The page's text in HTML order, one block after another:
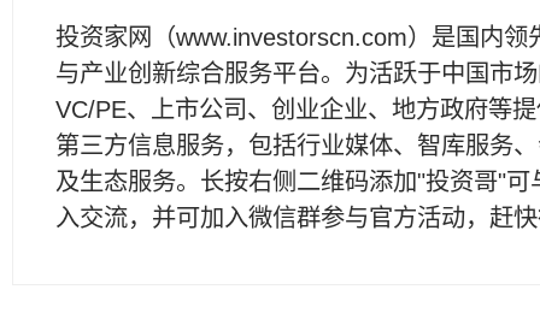
投资家网（www.investorscn.com）是国内领
与产业创新综合服务平台。为活跃于中国市
VC/PE、上市公司、创业企业、地方政府等
第三方信息服务，包括行业媒体、智库服务
及生态服务。长按右侧二维码添加"投资哥"可
入交流，并可加入微信群参与官方活动，赶